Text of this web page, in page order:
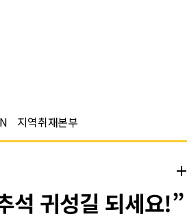
지역취재본부
add
석 귀성길 되세요!”